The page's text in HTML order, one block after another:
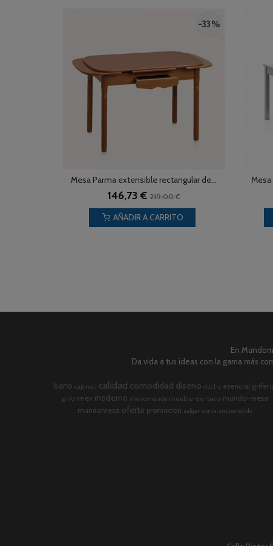
-33 %
Mesa Parma extensible rectangular de...
146,73 € 219,00 €
AÑADIR A CARRITO
Mesa
En
Da vida a tus ideas con la gama más
bano cajones calidad comodidad diseno ducha esencial
grifo imex moderno monomando mueble-de-bano mundo-mesa
mundomesa oferta promocion salgar sonia suspendido